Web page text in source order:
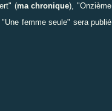
(ma chronique), "Onzième
"Une femme seule" sera publié